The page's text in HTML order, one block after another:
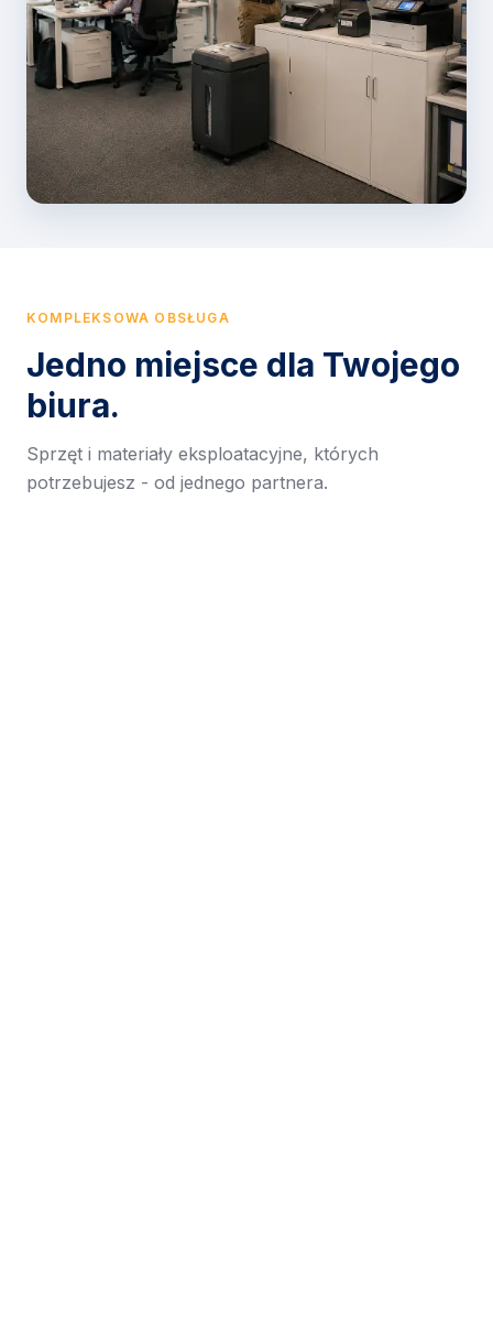
KOMPLEKSOWA OBSŁUGA
Jedno miejsce dla Twojego
biura.
Sprzęt i materiały eksploatacyjne, których
potrzebujesz - od jednego partnera.